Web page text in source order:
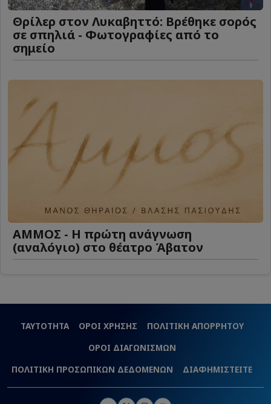
Θρίλερ στον Λυκαβηττό: Βρέθηκε σορός
σε σπηλιά - Φωτογραφίες από το
σημείο
ΑΜΜΟΣ - Η πρώτη ανάγνωση
(αναλόγιο) στο θέατρο Άβατον
ΤΑΥΤΟΤΗΤΑ ΟΡΟΙ ΧΡΗΣΗΣ
ΠΟΛΙΤΙΚΗ ΑΠΟΡΡΗΤΟΥ
ΟΡΟΙ ΔΙΑΓΩΝΙΣΜΩΝ
ΠΟΛΙΤΙΚΗ ΠΡΟΣΩΠΙΚΩΝ ΔΕΔΟΜΕΝΩΝ
ΔΙΑΦΗΜΙΣΤΕΙΤΕ